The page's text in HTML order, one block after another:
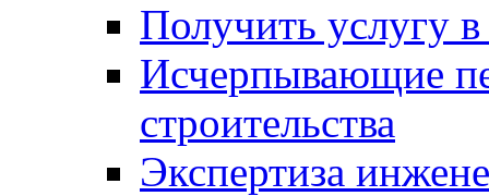
Получить услугу в
Исчерпывающие
строительства
Экспертиза